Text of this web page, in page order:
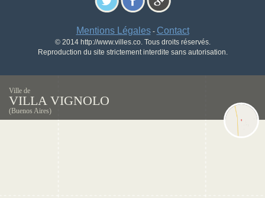
Mentions Légales- Contact
© 2014 http://www.villes.co. Tous droits réservés.
Reproduction du site strictement interdite sans autorisation.
Ville de
VILLA VIGNOLO
(Buenos Aires)